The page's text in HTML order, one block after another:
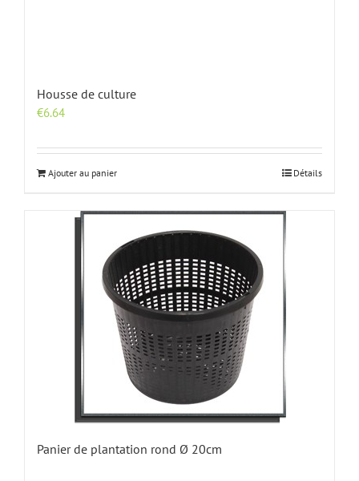
Housse de culture
€6.64
Ajouter au panier Détails
Panier de plantation rond Ø 20cm